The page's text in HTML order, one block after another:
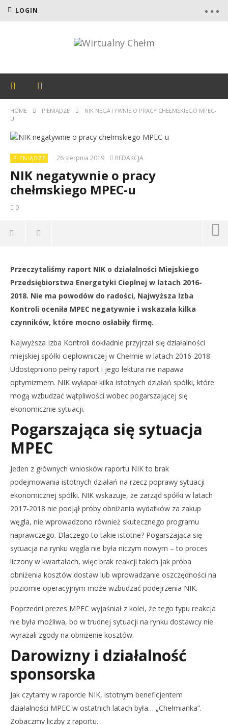
LOGIN
HOME PIENIĄDZE
NIK NEGATYWNIE O PRACY CHEŁMSKIEGO MPEC-
U
PIENIĄDZE 26 sierpnia 2019 REDAKCJA
NIK negatywnie o pracy
chełmskiego MPEC-u
0
sierpnia
2019
REDAKCJA
Przeczytaliśmy raport NIK o działalności Miejskiego
Przedsiębiorstwa Energetyki Cieplnej w latach 2016-
2018. Nie ma powodów do radości, Najwyższa Izba
Kontroli oceniła MPEC negatywnie i wskazała kilka
czynników, które mocno osłabiły firmę.
Najwyższa Izba Kontroli dokładnie przyjrzał się działalności
miejskiej spółki ciepłowniczej w Chełmie w latach 2016-2018.
Udostępniono pełny raport i jego lektura nie napawa
optymizmem. NIK wyłapał kilka istotnych działań spółki, które
mogą wzbudzać wątpliwości wobec pogarszającej się
ekonomicznie sytuacji.
Pogarszająca się sytuacja
MPEC
Jeden z głównych wniosków raportu NIK to brak
podejmowania istotnych działań na rzecz poprawy sytuacji
ekonomicznej spółki. NIK wskazuje, że zarząd spółki w latach
2017-2018 nie podjął próby obniżania wydatków za zakup
węgla, nie wprowadzono również skutecznego programu
naprawczego. Dlaczego to takie istotne? Pogarszająca się
sytuacja na rynku węgla nie była niczym nowym – to proces
liczony w kwartałach, więc brak reakcji takich jak próba
obniżenia kosztów dostaw lub wprowadzanie oszczędności na
poziomie operacyjnym może wzbudzać podejrzenia NIK.
Poprzedni prezes MPEC wyjaśniał z kolei, że tego typu reakcja
nie była możliwa, bo w trudnej sytuacji na rynku dostawcy nie
wyrażali zgody na obniżenie kosztów.
Darowizny i działalność
sponsorska
Jak czytamy w raporcie NIK, istotnym beneficjentem
działalności MPEC w ostatnich latach była… „Chełmianka”.
Zobaczmy liczby z raportu.